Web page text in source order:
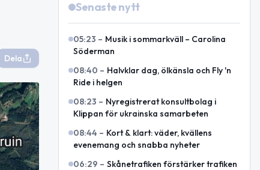
Dela
Senaste nytt
05:23 – Musik i sommarkväll – Carolina
Söderman
08:40 – Halvklar dag, ölkänsla och Fly 'n
Ride i helgen
08:23 – Nyregistrerat konsultbolag i
Klippan för ukrainska samarbeten
08:44 – Kort & klart: väder, kvällens
evenemang och snabba nyheter
06:29 – Skånetrafiken förstärker trafiken